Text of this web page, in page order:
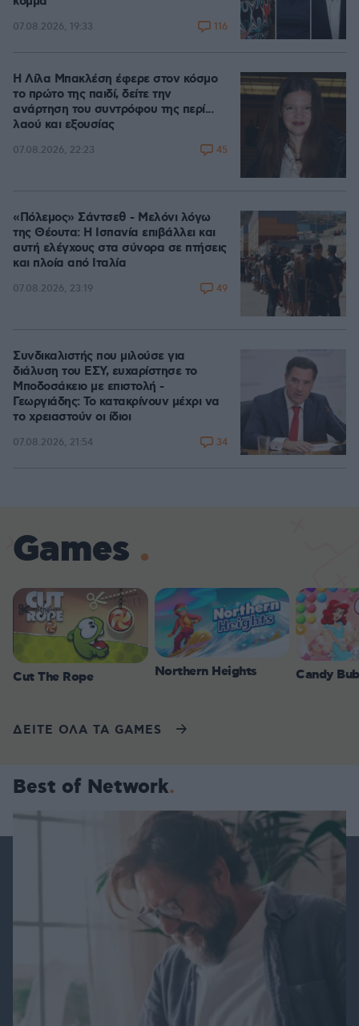
07.08.2026, 19:33 116
Η Λίλα Μπακλέση έφερε στον κόσμο
το πρώτο της παιδί, δείτε την
ανάρτηση του συντρόφου της περί...
λαού και εξουσίας
07.08.2026, 22:23 45
«Πόλεμος» Σάντσεθ - Μελόνι λόγω
της Θέουτα: Η Ισπανία επιβάλλει και
αυτή ελέγχους στα σύνορα σε πτήσεις
και πλοία από Ιταλία
07.08.2026, 23:19 49
Συνδικαλιστής που μιλούσε για
διάλυση του ΕΣΥ, ευχαρίστησε το
Μποδοσάκειο με επιστολή -
Γεωργιάδης: Το κατακρίνουν μέχρι να
το χρειαστούν οι ίδιοι
07.08.2026, 21:54 34
Games
Cut The Rope Northern Heights Candy
ΔΕΙΤΕ ΟΛΑ ΤΑ GAMES
Best of Network